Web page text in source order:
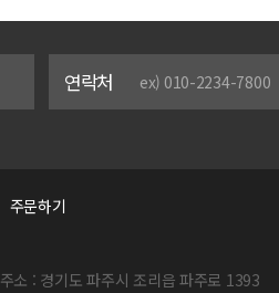
연락처
주문하기
주소 : 경기도 파주시 조리읍 파주로 1393